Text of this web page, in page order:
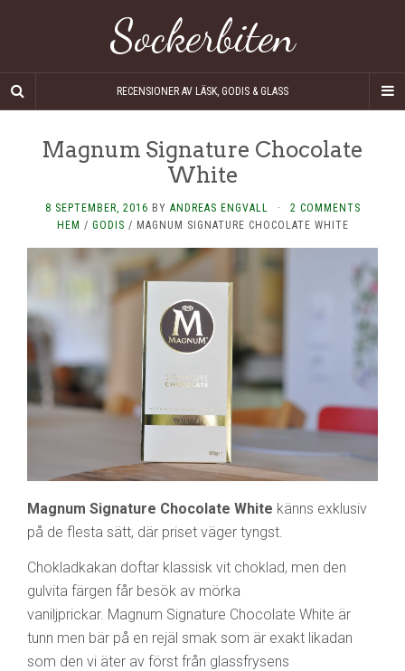
Sockerbiten
RECENSIONER AV LÄSK, GODIS & GLASS
Magnum Signature Chocolate
White
8 SEPTEMBER, 2016 BY ANDREAS ENGVALL ·
2 COMMENTS
HEM / GODIS / MAGNUM SIGNATURE CHOCOLATE WHITE
Magnum Signature Chocolate White känns exklusiv
på de flesta sätt, där priset väger tyngst.
Chokladkakan doftar klassisk vit choklad, men den
gulvita färgen får besök av mörka
vaniljprickar. Magnum Signature Chocolate White är
tunn men bär på en rejäl smak som är exakt likadan
som den vi äter av först från glassfrysens